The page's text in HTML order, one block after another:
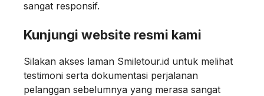
sangat responsif.
Kunjungi website resmi kami
Silakan akses laman Smiletour.id untuk melihat
testimoni serta dokumentasi perjalanan
pelanggan sebelumnya yang merasa sangat